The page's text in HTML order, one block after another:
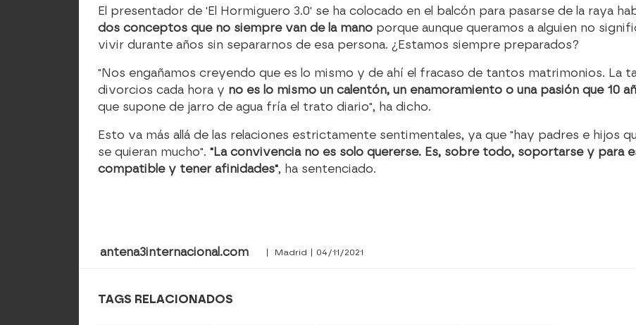
El presentador de 'El Hormiguero 3.0' se ha colocado en el balcón para pasarse de la raya
dos conceptos que no siempre van de la mano porque aunque queramos a alguien no
vivir durante años sin separarnos de esa persona. ¿Estamos siempre preparados?
"Nos engañamos creyendo que es lo mismo y de ahí el fracaso de tantos matrimonios. La
divorcios cada hora y no es lo mismo un calentón, un enamoramiento o una pasión que 10
que supone de jarro de agua fría el trato diario", ha dicho.
Esto va más allá de las relaciones estrictamente sentimentales, ya que "hay padres e hijos
se quieran mucho"."La convivencia no es solo quererse. Es, sobre todo, soportarse y para
compatible y tener afinidades", ha sentenciado.
antena3internacional.com | Madrid | 04/11/2021
TAGS RELACIONADOS